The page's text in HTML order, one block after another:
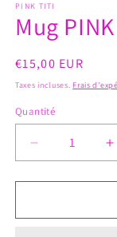
média
1
dans
modale
PINK TITI
Mug
Prix
habituel
€15,00 EUR
Taxes incluses. Frais
Quantité
Quantité
Réduire
la
quantité
Mug